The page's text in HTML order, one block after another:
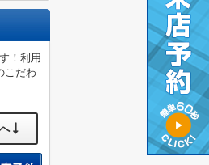
！利用
こだわ